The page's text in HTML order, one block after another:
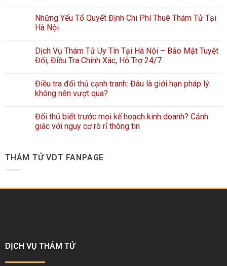
Những Yếu Tố Quyết Định Chi Phí Thuê Thám Tử Tại
Hà Nội
Dịch Vụ Thám Tử Uy Tín Tại Hà Nội – Bảo Mật Tuyệt
Đối, Điều Tra Chính Xác, Hỗ Trợ 24/7
Điều tra đối thủ cạnh tranh: Đâu là giới hạn pháp lý
không nên vượt qua?
Đối thủ biết trước mọi kế hoạch kinh doanh? Cảnh
giác với nguy cơ rò rỉ thông tin
THÁM TỬ VDT FANPAGE
DỊCH VỤ THÁM TỬ